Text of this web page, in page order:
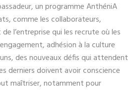
un programme AnthéniA
comme les collaborateurs,
l’entreprise qui les recrute où les
adhésion à la culture
des nouveaux défis qui attendent
derniers doivent avoir conscience
maîtriser, notamment pour